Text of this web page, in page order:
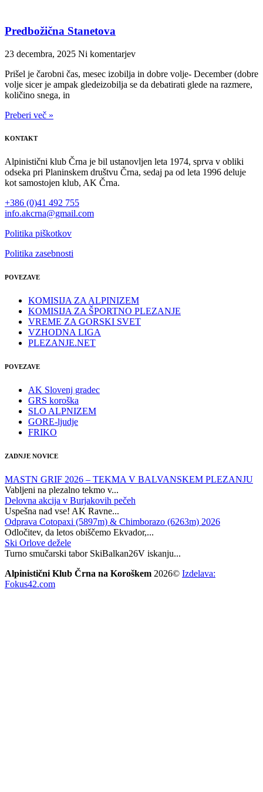
Predbožična Stanetova
23 decembra, 2025 Ni komentarjev
Prišel je čarobni čas, mesec izobilja in dobre volje- December (dobre
volje sicer je ampak gledeizobilja se da debatirati glede na razmere,
količino snega, in
Preberi več »
KONTAKT
Alpinistični klub Črna je bil ustanovljen leta 1974, sprva v obliki
odseka pri Planinskem društvu Črna, sedaj pa od leta 1996 deluje
kot samostojen klub, AK Črna.
+386 (0)41 492 755
info.akcrna@gmail.com
Politika piškotkov
Politika zasebnosti
POVEZAVE
KOMISIJA ZA ALPINIZEM
KOMISIJA ZA ŠPORTNO PLEZANJE
VREME ZA GORSKI SVET
VZHODNA LIGA
PLEZANJE.NET
POVEZAVE
AK Slovenj gradec
GRS koroška
SLO ALPNIZEM
GORE-ljudje
FRIKO
ZADNJE NOVICE
MASTN GRIF 2026 – TEKMA V BALVANSKEM PLEZANJU
Vabljeni na plezalno tekmo v...
Delovna akcija v Burjakovih pečeh
Uspešna nad vse! AK Ravne...
Odprava Cotopaxi (5897m) & Chimborazo (6263m) 2026
Odločitev, da letos obiščemo Ekvador,...
Ski Orlove dežele
Turno smučarski tabor SkiBalkan26V iskanju...
Alpinistični Klub Črna na Koroškem 2026© Izdelava:
Fokus42.com